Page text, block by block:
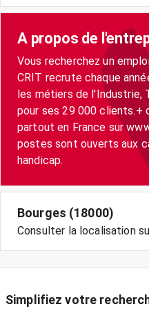
A propos de
Vous recherchez un
CRIT recrute chaque
les métiers de l'Industrie,
pour ses 29 000 clients.+
partout en France sur
postes sont ouverts aux
handicap.
Bourges (18000)
Consulter la localisation
Simplifiez votre